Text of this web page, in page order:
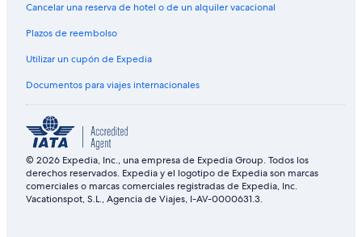
Cancelar una reserva de hotel o de un alquiler vacacional
Plazos de reembolso
Utilizar un cupón de Expedia
Documentos para viajes internacionales
© 2026 Expedia, Inc., una empresa de Expedia Group. Todos los
derechos reservados. Expedia y el logotipo de Expedia son marcas
comerciales o marcas comerciales registradas de Expedia, Inc.
Vacationspot, S.L., Agencia de Viajes, I-AV-0000631.3.